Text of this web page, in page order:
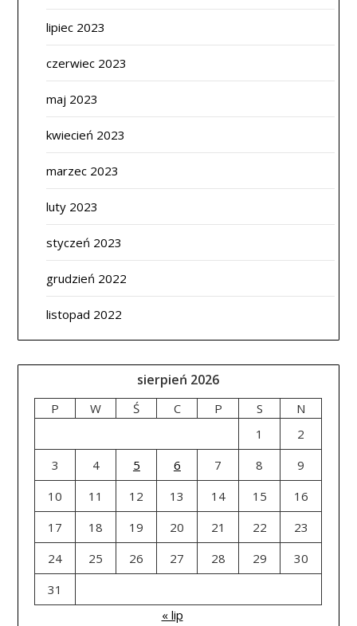
lipiec 2023
czerwiec 2023
maj 2023
kwiecień 2023
marzec 2023
luty 2023
styczeń 2023
grudzień 2022
listopad 2022
sierpień 2026
P W Ś C P S
N
1
2
3
4 5 6 7 8
9
10
11 12 13 14 15
16
17
18 19 20 21 22
23
24
25 26 27 28 29
30
31
« lip